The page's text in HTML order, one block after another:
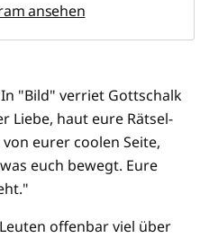
ansehen
"Bild" verriet Gottschalk
Liebe, haut eure Rätsel-
eurer coolen Seite,
euch bewegt. Eure
offenbar viel über